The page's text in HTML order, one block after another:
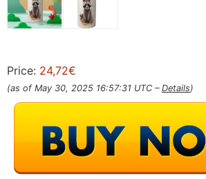
Price: 24,72€
(as of May 30, 2025 16:57:31 UTC – Details)